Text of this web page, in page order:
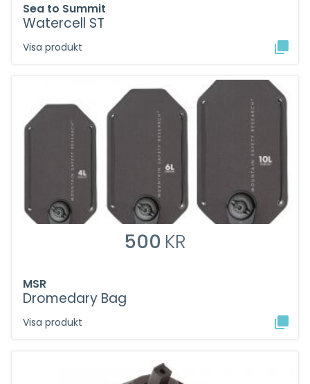
Sea to Summit
Watercell ST
Visa produkt
500 KR
MSR
Dromedary Bag
Visa produkt